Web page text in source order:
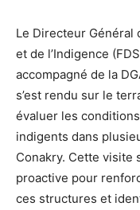
Le Directeur Général
et de l’Indigence
accompagné de la
s’est rendu sur le
évaluer les
indigents dans
Conakry. Cette visite
proactive pour
ces structures et